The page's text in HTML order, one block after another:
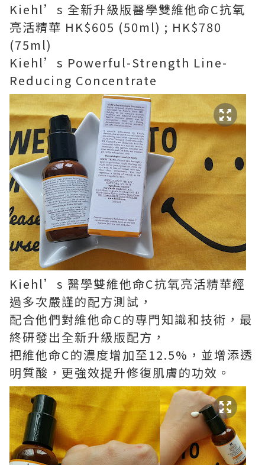
Kiehl’s 全新升級版醫學雙維他命C抗氧
亮活精華 HK$605 (50ml) ; HK$780
(75ml)
Kiehl’s Powerful-Strength Line-
Reducing Concentrate
Kiehl’s 醫學雙維他命C抗氧亮活精華經
過多次嚴謹的配方測試，
配合他們對維他命C的專門知識和技術，最
終研發出全新升級版配方，
把維他命C的濃度增加至12.5%，並增添透
明質酸，更強效提升修復肌膚的功效。